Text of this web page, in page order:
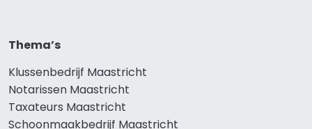
Thema’s
Klussenbedrijf Maastricht
Notarissen Maastricht
Taxateurs Maastricht
Schoonmaakbedrijf Maastricht